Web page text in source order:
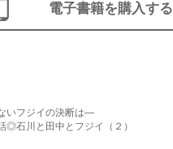
電子書籍を購入する
いフジイの決断は―
石川と田中とフジイ（２）